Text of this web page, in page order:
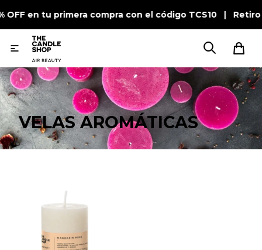
en tu primera compra con el código TCS10 |

VELAS AROMÁTICAS